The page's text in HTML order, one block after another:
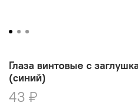
Глаза винтовые с
(синий)
43 ₽